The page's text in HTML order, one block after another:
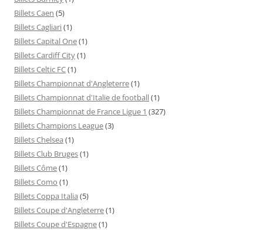
Billets Caen (5)
Billets Cagliari(1)
Billets Capital One(1)
Billets Cardiff City(1)
Billets Celtic FC(1)
Billets Championnat d'Angleterre(1)
Billets Championnat d'Italie de football(1)
Billets Championnat de France Ligue 1 (327)
Billets Champions League(3)
Billets Chelsea (1)
Billets Club Bruges(1)
Billets Côme(1)
Billets Como (1)
Billets Coppa Italia (5)
Billets Coupe d'Angleterre(1)
Billets Coupe d'Espagne(1)